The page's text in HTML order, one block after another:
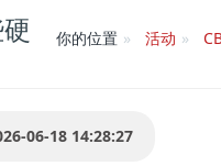
你的位置 活动
06-18 14:28:27